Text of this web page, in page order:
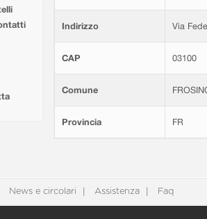
Indirizzo Via
CAP 03100
Comune
Provincia FR
News e circolari Assistenza Faq